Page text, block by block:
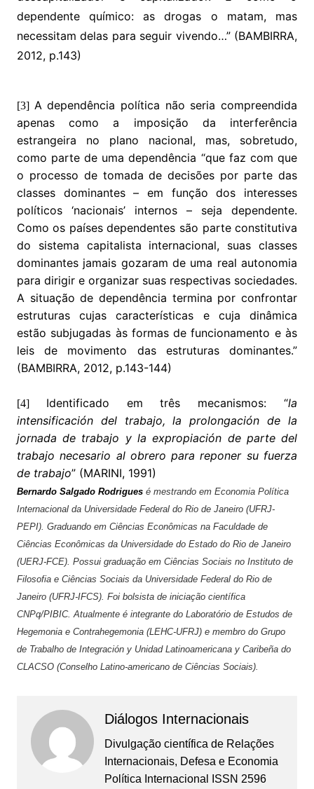
dependente químico: as drogas o matam, mas
necessitam delas para seguir vivendo…” (BAMBIRRA,
2012, p.143)
[3] A dependência política não seria compreendida
apenas como a imposição da interferência
estrangeira no plano nacional, mas, sobretudo,
como parte de uma dependência “que faz com que
o processo de tomada de decisões por parte das
classes dominantes – em função dos interesses
políticos ‘nacionais’ internos – seja dependente.
Como os países dependentes são parte constitutiva
do sistema capitalista internacional, suas classes
dominantes jamais gozaram de uma real autonomia
para dirigir e organizar suas respectivas sociedades.
A situação de dependência termina por confrontar
estruturas cujas características e cuja dinâmica
estão subjugadas às formas de funcionamento e às
leis de movimento das estruturas dominantes.”
(BAMBIRRA, 2012, p.143-144)
[4] Identificado em três mecanismos: “la
intensificación del trabajo, la prolongación de la
jornada de trabajo y la expropiación de parte del
trabajo necesario al obrero para reponer su fuerza
de trabajo” (MARINI, 1991)
Bernardo Salgado Rodrigues é mestrando em Economia Política
Internacional da Universidade Federal do Rio de Janeiro (UFRJ-
PEPI). Graduando em Ciências Econômicas na Faculdade de
Ciências Econômicas da Universidade do Estado do Rio de Janeiro
(UERJ-FCE). Possui graduação em Ciências Sociais no Instituto de
Filosofia e Ciências Sociais da Universidade Federal do Rio de
Janeiro (UFRJ-IFCS). Foi bolsista de iniciação científica
CNPq/PIBIC. Atualmente é integrante do Laboratório de Estudos de
Hegemonia e Contrahegemonia (LEHC-UFRJ) e membro do Grupo
de Trabalho de Integración y Unidad Latinoamericana y Caribeña do
CLACSO (Conselho Latino-americano de Ciências Sociais).
Diálogos Internacionais
Divulgação científica de Relações
Internacionais, Defesa e Economia
Política Internacional ISSN 2596